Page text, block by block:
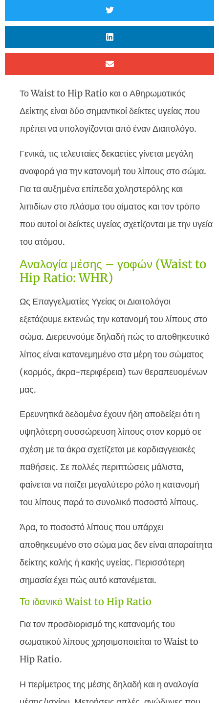
Το Waist to Hip Ratio και ο Αθηρωματικός
Δείκτης είναι δύο σημαντικοί δείκτες υγείας που
πρέπει να υπολογίζονται από έναν Διαιτολόγο.
Γενικά, τις τελευταίες δεκαετίες γίνεται μεγάλη
αναφορά για την κατανομή του λίπους στο σώμα.
Για τα αυξημένα επίπεδα χοληστερόλης και
λιπιδίων στο πλάσμα του αίματος και τον τρόπο
που αυτοί οι δείκτες υγείας σχετίζονται με την υγεία
του ατόμου.
Αναλογία μέσης – γοφών (Waist to
Hip Ratio: WHR)
Ως Επαγγελματίες Υγείας οι Διαιτολόγοι
εξετάζουμε εκτενώς την κατανομή του λίπους στο
σώμα. Διερευνούμε δηλαδή πώς το αποθηκευτικό
λίπος είναι κατανεμημένο στα μέρη του σώματος
(κορμός, άκρα-περιφέρεια) των θεραπευομένων
μας.
Ερευνητικά δεδομένα έχουν ήδη αποδείξει ότι η
υψηλότερη συσσώρευση λίπους στον κορμό σε
σχέση με τα άκρα σχετίζεται με καρδιαγγειακές
παθήσεις. Σε πολλές περιπτώσεις μάλιστα,
φαίνεται να παίζει μεγαλύτερο ρόλο η κατανομή
του λίπους παρά το συνολικό ποσοστό λίπους.
Άρα, το ποσοστό λίπους που υπάρχει
αποθηκευμένο στο σώμα μας δεν είναι απαραίτητα
δείκτης καλής ή κακής υγείας. Περισσότερη
σημασία έχει πώς αυτό κατανέμεται.
Το ιδανικό Waist to Hip Ratio
Για τον προσδιορισμό της κατανομής του
σωματικού λίπους χρησιμοποιείται το Waist to
Hip Ratio.
Η περίμετρος της μέσης δηλαδή και η αναλογία